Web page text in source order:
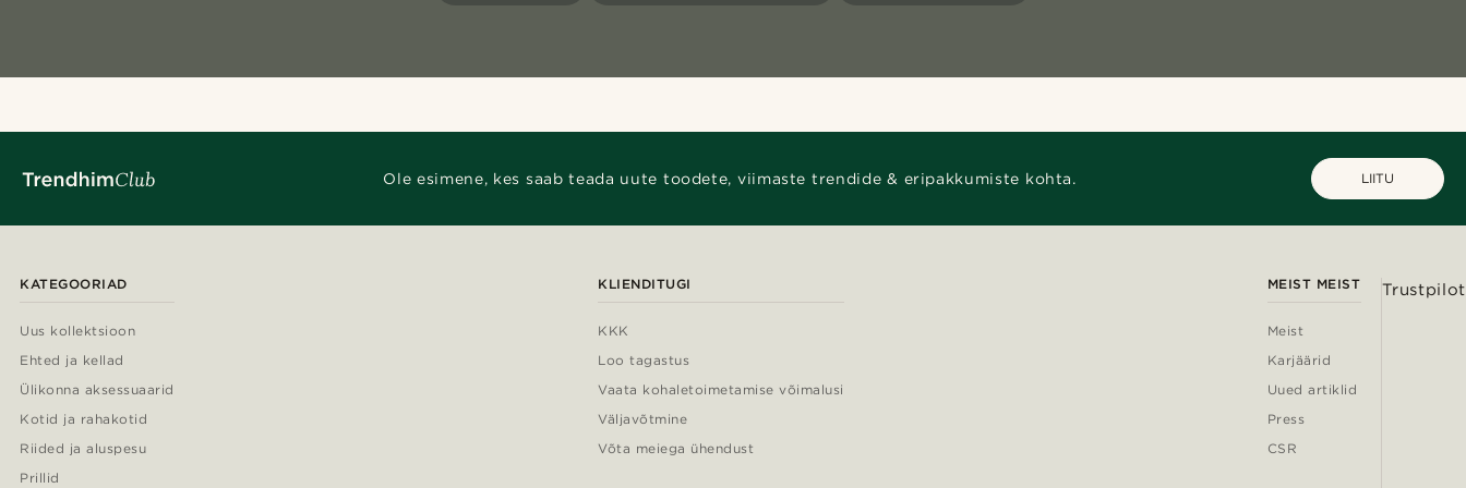
Ole esimene, kes saab teada uute toodete, viimaste trendide & eripakkumiste kohta. LIITU
KATEGOORIAD
Uus kollektsioon
Ehted ja kellad
Ülikonna aksessuaarid
Kotid ja rahakotid
Riided ja aluspesu
Prillid
KLIENDITUGI
KKK
Loo tagastus
Vaata kohaletoimetamise võimalusi
Väljavõtmine
Võta meiega ühendust
MEIST MEIST
Meist
Karjäärid
Uued artiklid
Press
CSR
Trustpilot